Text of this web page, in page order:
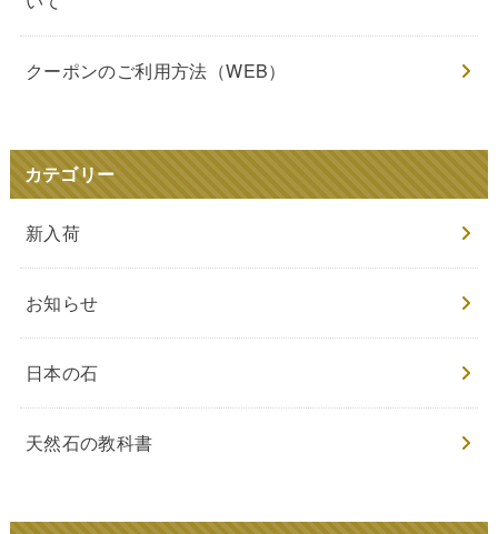
クーポンのご利用方法（WEB）
カテゴリー
新入荷
お知らせ
日本の石
天然石の教科書